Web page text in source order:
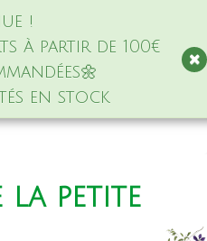
!
à partir de 100€
en stock
la petite